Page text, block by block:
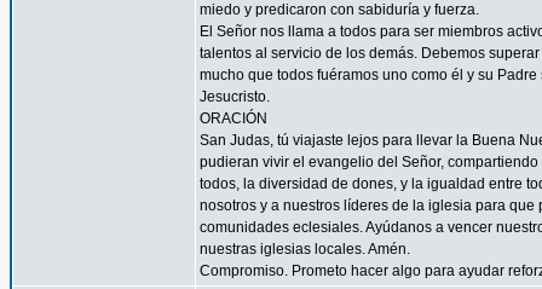
miedo y predicaron con sabiduría y fuerza.
El Señor nos llama a todos para ser miembros
talentos al servicio de los demás. Debemos
mucho que todos fuéramos uno como él y su
Jesucristo.
ORACIÓN
San Judas, tú viajaste lejos para llevar la Buena
pudieran vivir el evangelio del Señor,
todos, la diversidad de dones, y la igualdad entre
nosotros y a nuestros líderes de la iglesia para
comunidades eclesiales. Ayúdanos a vencer
nuestras iglesias locales. Amén.
Compromiso. Prometo hacer algo para ayudar